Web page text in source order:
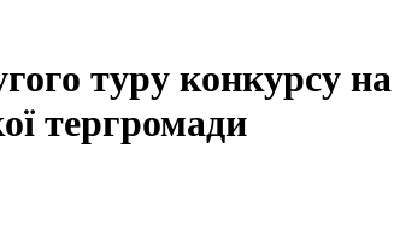
туру конкурсу
тергромади